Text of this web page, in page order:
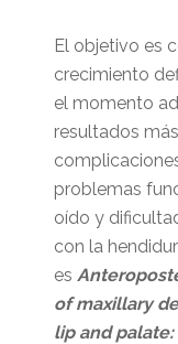
El objetivo es
crecimiento
el momento
resultados
problemas
oído y
con la
es
of maxillary
lip and